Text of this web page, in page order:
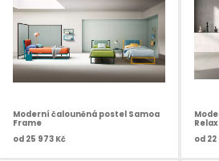
Moderní čalouněná postel Samoa
Frame
od 25 973 Kč
od 22